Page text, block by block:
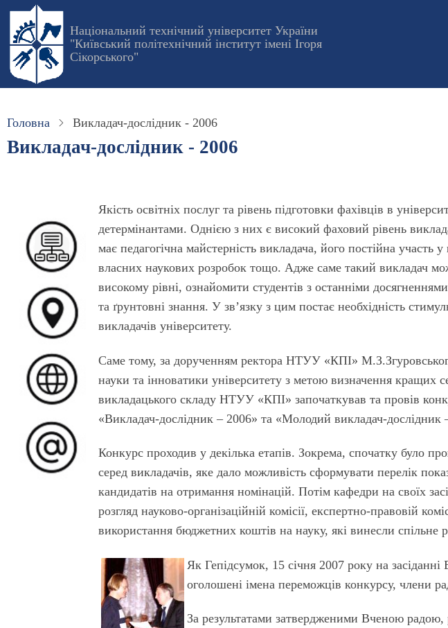
Перейти
основного
вмісту
Національний технічний університет України
"Київський політехнічний інститут імені Ігоря
Сікорського"
Головна Викладач-дослідник - 2006
Викладач-дослідник - 2006
Якість освітніх послуг та рівень підготовки фахівців в
детермінантами. Однією з них є високий фаховий рівень
має педагогічна майстерність викладача, його постійна участь
власних наукових розробок тощо. Адже саме такий викладач
високому рівні, ознайомити студентів з останніми
та ґрунтовні знання. У зв’язку з цим постає необхідність
викладачів університету.
Саме тому, за дорученням ректора НТУУ «КПІ»
науки та інноватики університету з метою визначення кращих
викладацького складу НТУУ «КПІ» започаткував та провів
«Викладач-дослідник – 2006» та «Молодий викладач-дослідник
Конкурс проходив у декілька етапів. Зокрема, спочатку було
серед викладачів, яке дало можливість сформувати перелік
кандидатів на отримання номінацій. Потім кафедри на своїх
розгляд науково-організаційній комісії, експертно-правовій
використання бюджетних коштів на науку, які винесли спільне
Як Гепідсумок, 15 січня 2007 року на
оголошені імена переможців конкурсу, члени
За результатами затвердженими Вченою